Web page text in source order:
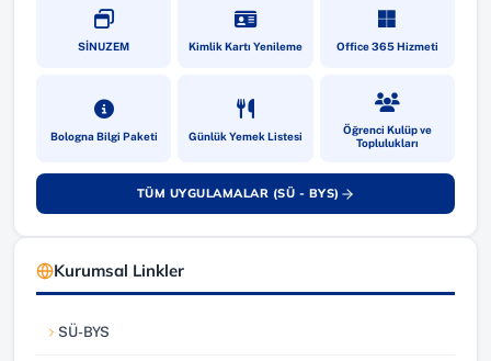
SİNUZEM(yeni sekmede açılır)Kimlik Kartı Yenileme(yeni sekmede açılır)Office 365 Hizmeti
(yeni sekmede
Bologna Bilgi Paketi(yeni sekmede açılır)Günlük Yemek Listesi(yeni sekmede açılır)Öğrenci Kulüp ve
Toplulukları
(yeni sekmede
TÜM UYGULAMALAR (SÜ - BYS)
(yeni sekmede açılır)
Kurumsal Linkler
SÜ-BYS
(yeni sekmede açılır)